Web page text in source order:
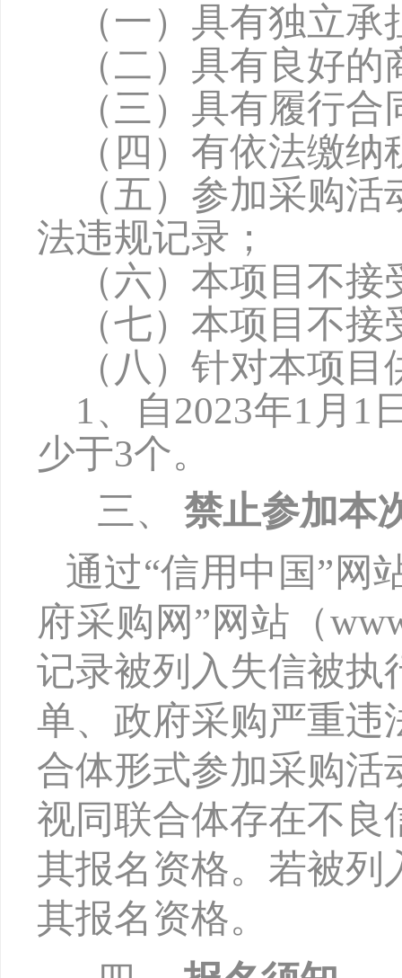
（一）具有独立
（二）具有良好
（三）具有履行
（四）有依法缴
（五）参加采购
法违规记录；
（六）本项目不
（七）本项目不
（八）针对本项
1、自2023年1月1
少于3个。
三、 禁止参加本
通过“信用中国”网
府采购网”网站（
记录被列入失信被执
单、政府采购严重违
合体形式参加采购活
视同联合体存在不良
其报名资格。若被列
其报名资格。